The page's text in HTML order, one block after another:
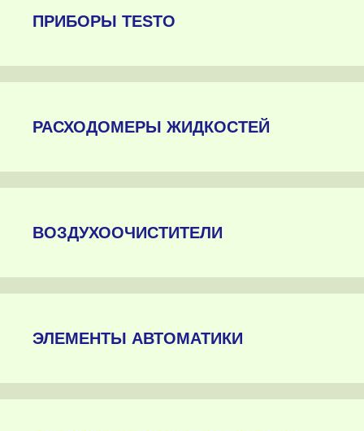
ПРИБОРЫ TESTO
РАСХОДОМЕРЫ ЖИДКОСТЕЙ
ВОЗДУХООЧИСТИТЕЛИ
ЭЛЕМЕНТЫ АВТОМАТИКИ